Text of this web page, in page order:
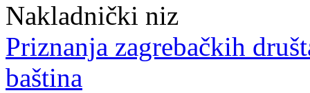
Nakladnički niz
Priznanja zagrebačkih
baština